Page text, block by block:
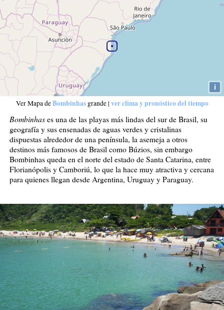
Bombinhas es una de las playas más lindas del sur de Brasil, su
geografía y sus ensenadas de aguas verdes y cristalinas
dispuestas alrededor de una península, la asemeja a otros
destinos más famosos de Brasil como Búzios, sin embargo
Bombinhas queda en el norte del estado de Santa Catarina, entre
Florianópolis y Camboriú, lo que la hace muy atractiva y cercana
para quienes llegan desde Argentina, Uruguay y Paraguay.
i
Ver Mapa deBombinhasgrande| ver clima y pronóstico del tiempo
Fotos de Bombinhas